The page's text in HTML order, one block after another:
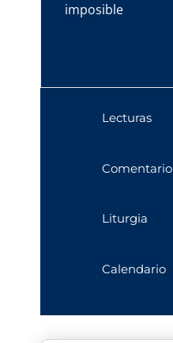
imposible
Lecturas
Comentario
Liturgia
Calendario